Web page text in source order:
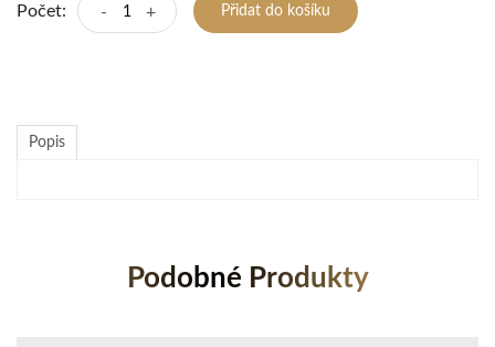
Počet: - + Přidat do košíku
Popis
Podobné Produkty